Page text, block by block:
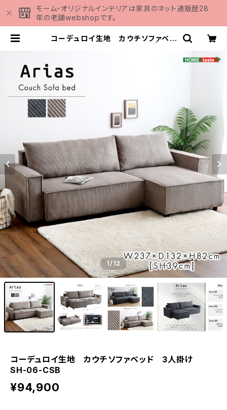
モーム・オリジナルインテリアは家具のネット通販歴28
年の老舗webshopです。
コーデュロイ生地 カウチソファベッ
1/12
コーデュロイ生地 カウチソファベッド 3人掛け
SH-06-CSB
¥94,900